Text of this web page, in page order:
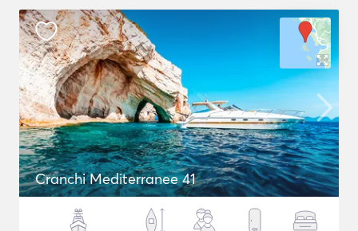
Cranchi Mediterranee 41